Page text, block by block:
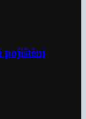
pojištění